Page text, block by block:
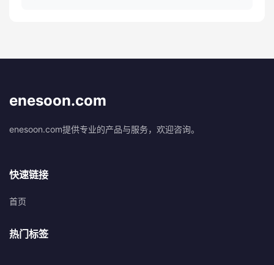
enesoon.com
enesoon.com提供专业的产品与服务，欢迎咨询。
快速链接
首页
热门标签